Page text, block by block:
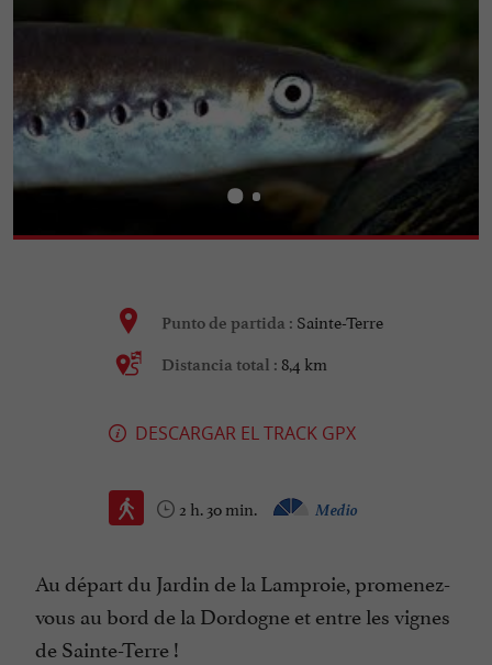
Punto de partida : Sainte-Terre
Distancia total : 8,4 km
DESCARGAR EL TRACK GPX
2 h. 30 min. Medio
Au départ du Jardin de la Lamproie, promenez-
vous au bord de la Dordogne et entre les vignes
de Sainte-Terre !